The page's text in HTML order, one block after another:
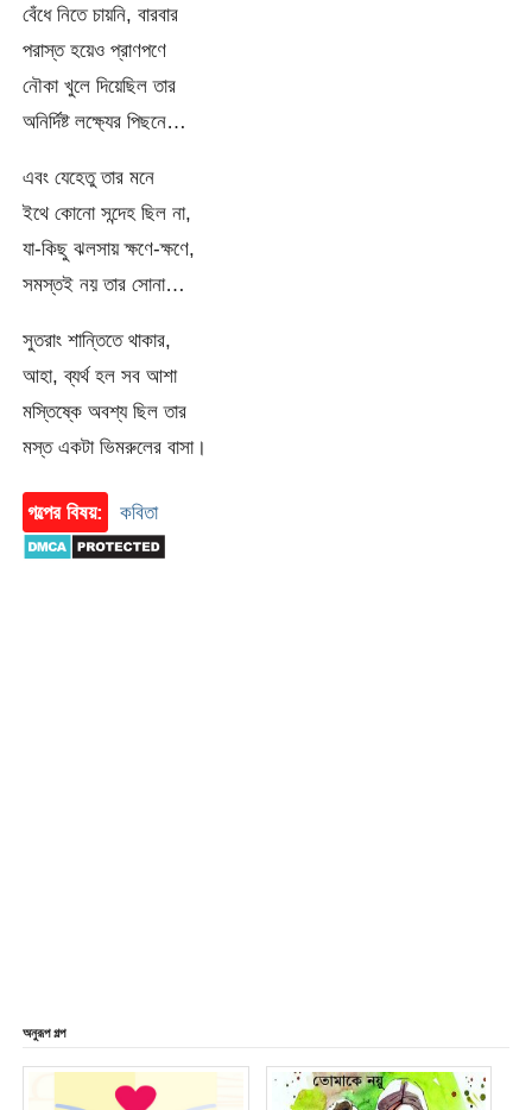
বেঁধে নিতে চায়নি, বারবার
পরাস্ত হয়েও প্রাণপণে
নৌকা খুলে দিয়েছিল তার
অনির্দিষ্ট লক্ষ্যের পিছনে…
এবং যেহেতু তার মনে
ইথে কোনো সন্দেহ ছিল না,
যা-কিছু ঝলসায় ক্ষণে-ক্ষণে,
সমস্তই নয় তার সোনা…
সুতরাং শান্তিতে থাকার,
আহা, ব্যর্থ হল সব আশা
মস্তিষ্কে অবশ্য ছিল তার
মস্ত একটা ভিমরুলের বাসা।
গল্পের বিষয়: কবিতা
অনুরূপ গল্প